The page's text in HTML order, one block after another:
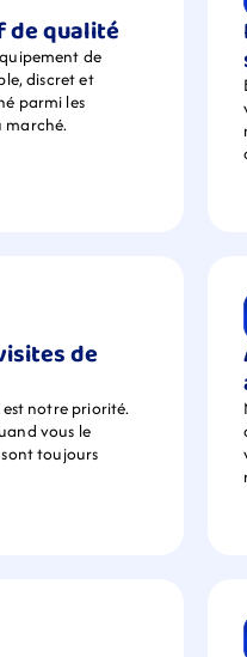
de qualité
de
discret et
parmi les
marché.
de
notre priorité.
vous le
toujours